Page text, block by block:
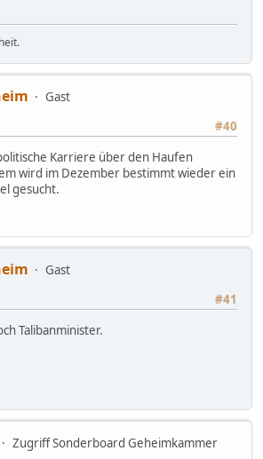
Gast
#40
Karriere über den Haufen
wird im Dezember bestimmt wieder ein
gesucht.
Gast
#41
Talibanminister.
Zugriff Sonderboard Geheimkammer